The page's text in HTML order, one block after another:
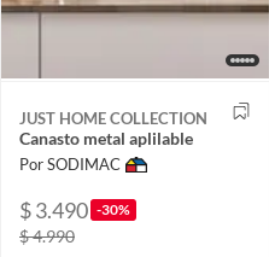
JUST HOME COLLECTION
Canasto metal aplilable
Por SODIMAC
$ 3.490 -30%
$ 4.990